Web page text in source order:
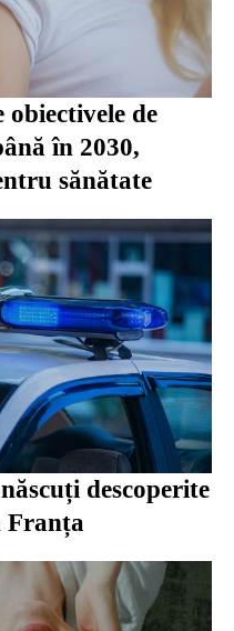
obiectivele de
în 2030,
sănătate
descoperite
Franța